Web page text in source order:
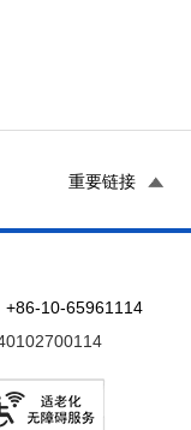
重要链接
10-65961114